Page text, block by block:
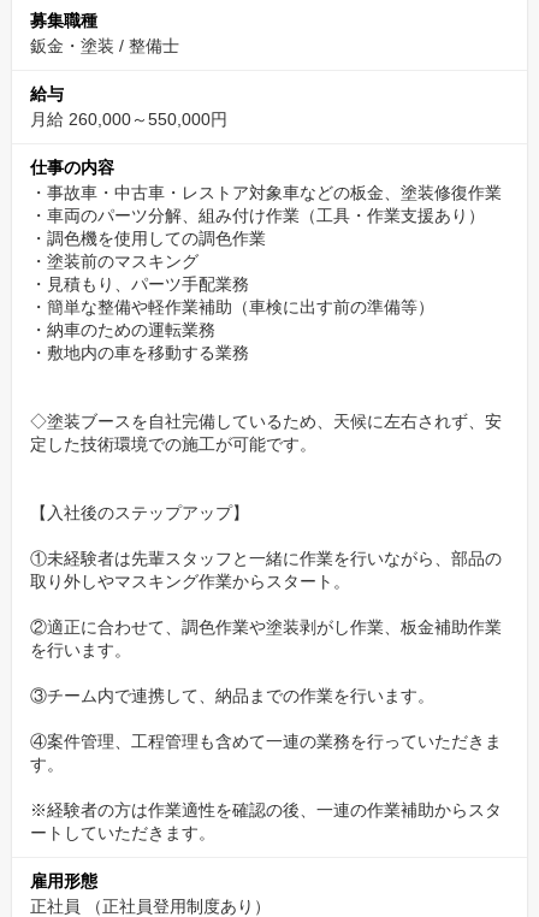
安定した入庫数
道路公団車の塗装や、保険を使った修理案件など安定した入庫数
無人航空機の研修や、国家資格取得の教習事業への事業拡大
その他、自動芝刈り機などの開拓も行います。
募集職種
鈑金・塗装 / 整備士
給与
月給 260,000～550,000円
仕事の内容
・事故車・中古車・レストア対象車などの板金、塗装修復作業
・車両のパーツ分解、組み付け作業（工具・作業支援あり）
・調色機を使用しての調色作業
・塗装前のマスキング
・見積もり、パーツ手配業務
・簡単な整備や軽作業補助（車検に出す前の準備等）
・納車のための運転業務
・敷地内の車を移動する業務
◇塗装ブースを自社完備しているため、天候に左右されず、安
定した技術環境での施工が可能です。
【入社後のステップアップ】
①未経験者は先輩スタッフと一緒に作業を行いながら、部品の
取り外しやマスキング作業からスタート。
②適正に合わせて、調色作業や塗装剥がし作業、板金補助作業
を行います。
③チーム内で連携して、納品までの作業を行います。
④案件管理、工程管理も含めて一連の業務を行っていただきま
す。
※経験者の方は作業適性を確認の後、一連の作業補助からスタ
ートしていただきます。
雇用形態
正社員 （正社員登用制度あり）